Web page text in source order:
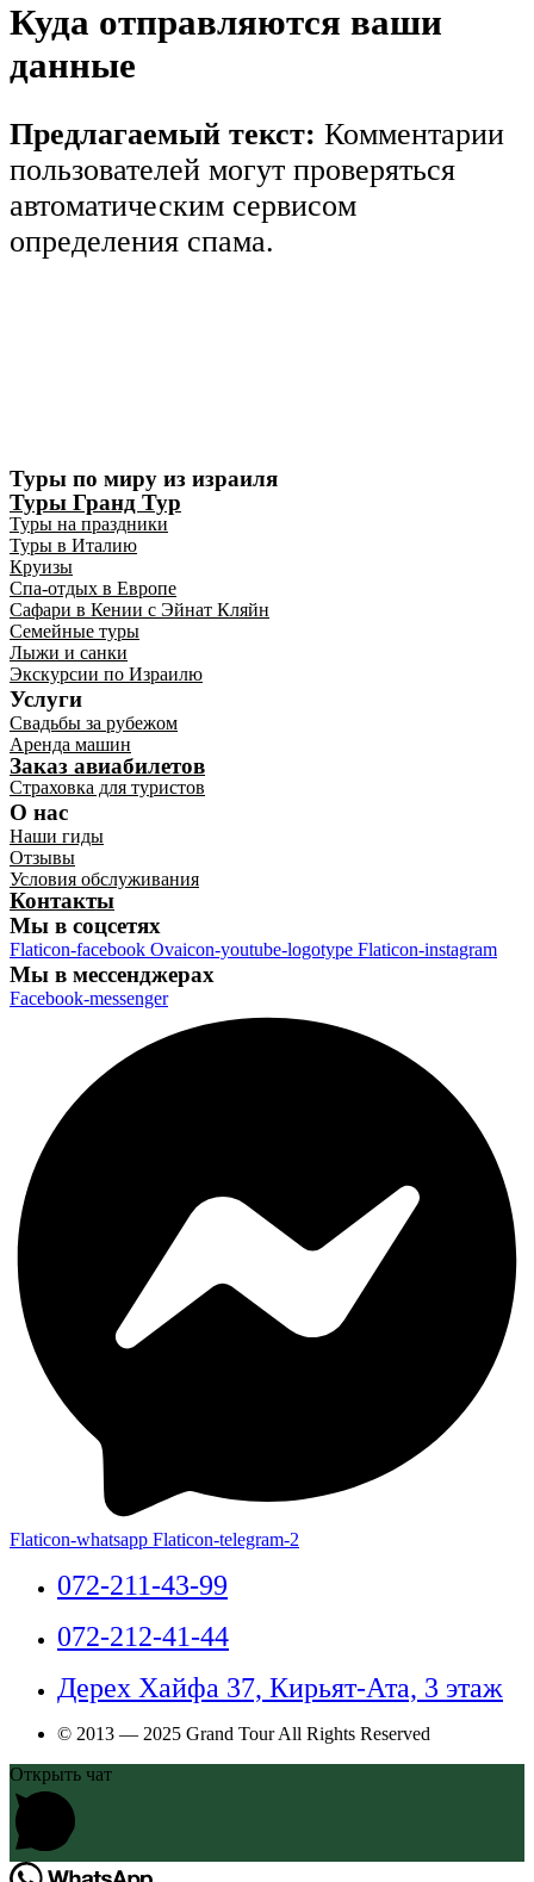
Куда отправляются ваши
данные
Предлагаемый текст: Комментарии
пользователей могут проверяться
автоматическим сервисом
определения спама.
Туры по миру из израиля
Туры Гранд Тур
Туры на праздники
Туры в Италию
Круизы
Спа-отдых в Европе
Сафари в Кении с Эйнат Кляйн
Семейные туры
Лыжи и санки
Экскурсии по Израилю
Услуги
Свадьбы за рубежом
Аренда машин
Заказ авиабилетов
Страховка для туристов
О нас
Наши гиды
Отзывы
Условия обслуживания
Контакты
Мы в соцсетях
Flaticon-facebook Ovaicon-youtube-logotype Flaticon-instagram
Мы в мессенджерах
Facebook-messenger
Flaticon-whatsapp Flaticon-telegram-2
072-211-43-99
072-212-41-44
Дерех Хайфа 37, Кирьят-Ата, 3 этаж
© 2013 — 2025 Grand Tour All Rights Reserved
Открыть чат